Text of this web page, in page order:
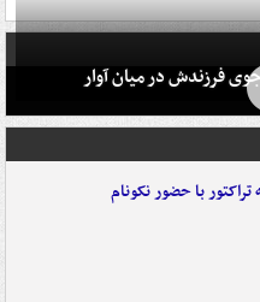
فرزندش در میان آوار
با حضور نکونام